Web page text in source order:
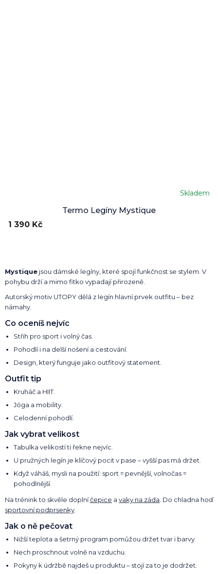
Termo Legíny Mystique
Skladem
1 390 Kč
Mystique jsou dámské legíny, které spojí funkčnost se stylem. V
pohybu drží a mimo fitko vypadají přirozeně.
Autorský motiv UTOPY dělá z legín hlavní prvek outfitu – bez
námahy.
Co oceníš nejvíc
Střih pro sport i volný čas.
Pohodlí i na delší nošení a cestování.
Design, který funguje jako outfitový statement.
Outfit tip
Kruháč a HIIT.
Jóga a mobility.
Celodenní pohodlí.
Jak vybrat velikost
Tabulka velikostí ti řekne nejvíc.
U pružných legín je klíčový pocit v pase – vyšší pas má držet.
Když váháš, mysli na použití: sport = pevnější, volnočas =
pohodlnější.
Na trénink to skvěle doplníčepice a vaky na záda . Do chladna hoď
sportovní podprsenky
Jak o ně pečovat
Nižší teplota a šetrný program pomůžou držet tvar i barvy.
Nech proschnout volně na vzduchu.
Pokyny k údržbě najdeš u produktu – stojí za to je dodržet.